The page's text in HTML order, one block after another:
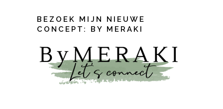
BEZOEK MIJN NIEUWE
CONCEPT: BY MERAKI